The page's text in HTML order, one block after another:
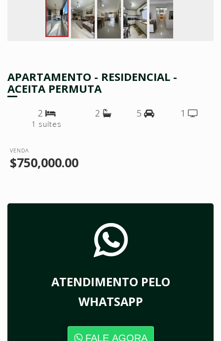
APARTAMENTO - RESIDENCIAL -
ACEITA PERMUTA
2
1 suítes
2 5 1
VENDA
$750,000.00
ATENDIMENTO PELO
WHATSAPP
FALE AGORA